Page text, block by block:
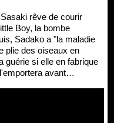
rêve de courir
Boy, la bombe
Sadako a "la maladie
plie des oiseaux en
guérie si elle en fabrique
avant…